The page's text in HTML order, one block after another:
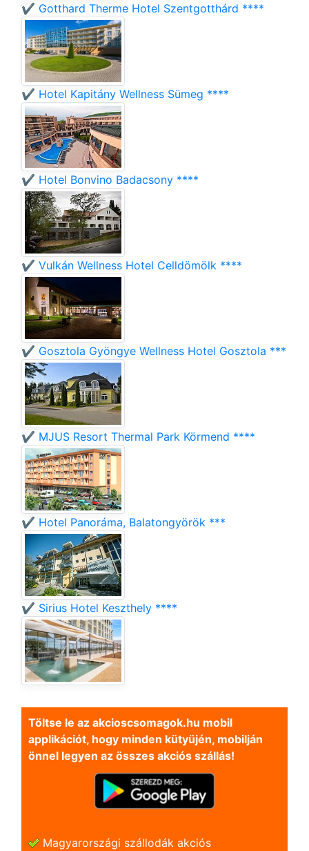
✔️ Gotthard Therme Hotel Szentgotthárd ****
✔️ Hotel Kapitány Wellness Sümeg ****
✔️ Hotel Bonvino Badacsony ****
✔️ Vulkán Wellness Hotel Celldömölk ****
✔️ Gosztola Gyöngye Wellness Hotel Gosztola ***
✔️ MJUS Resort Thermal Park Körmend ****
✔️ Hotel Panoráma, Balatongyörök ***
✔️ Sirius Hotel Keszthely ****
Töltse le az akcioscsomagok.hu mobil
applikációt, hogy minden kütyüjén, mobilján
önnel legyen az összes akciós szállás!
Magyarországi szállodák akciós